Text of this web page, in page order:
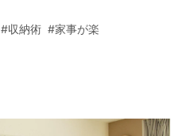
#収納術 #家事が楽